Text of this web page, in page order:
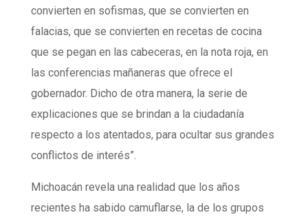
convierten en sofismas, que se convierten en
falacias, que se convierten en recetas de cocina
que se pegan en las cabeceras, en la nota roja, en
las conferencias mañaneras que ofrece el
gobernador. Dicho de otra manera, la serie de
explicaciones que se brindan a la ciudadanía
respecto a los atentados, para ocultar sus grandes
conflictos de interés”.
Michoacán revela una realidad que los años
recientes ha sabido camuflarse, la de los grupos